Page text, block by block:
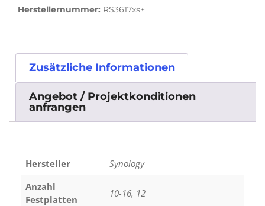
Herstellernummer: RS3617xs+
Zusätzliche Informationen
Angebot / Projektkonditionen
anfrangen
Hersteller
Synology
Anzahl
Festplatten
10-16, 12